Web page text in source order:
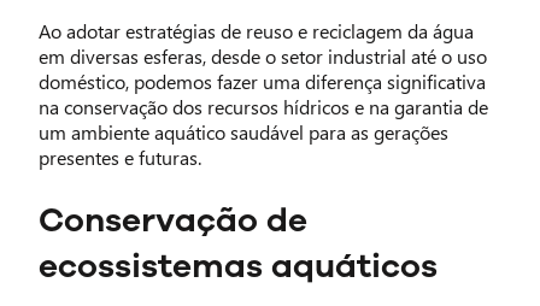
Ao adotar estratégias de reuso e reciclagem da água
em diversas esferas, desde o setor industrial até o uso
doméstico, podemos fazer uma diferença significativa
na conservação dos recursos hídricos e na garantia de
um ambiente aquático saudável para as gerações
presentes e futuras.
Conservação de
ecossistemas aquáticos